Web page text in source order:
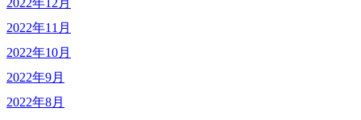
2022年12月
2022年11月
2022年10月
2022年9月
2022年8月